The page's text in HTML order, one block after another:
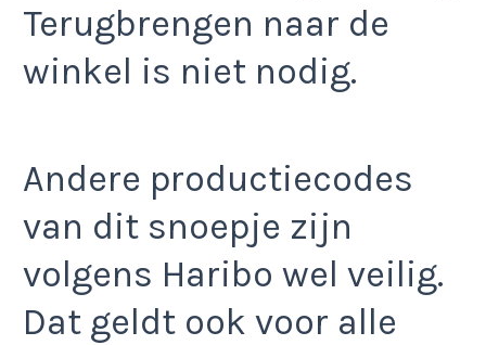
Terugbrengen naar de
winkel is niet nodig.
Andere productiecodes
van dit snoepje zijn
volgens Haribo wel veilig.
Dat geldt ook voor alle